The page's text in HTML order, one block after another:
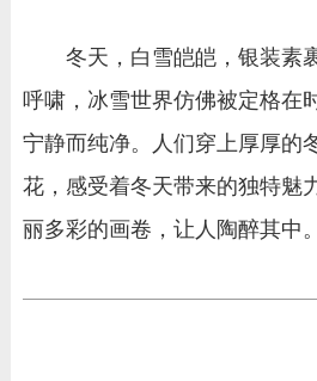
冬天，白雪皑皑，银装素
呼啸，冰雪世界仿佛被定格在
宁静而纯净。人们穿上厚厚的
花，感受着冬天带来的独特魅
丽多彩的画卷，让人陶醉其中。